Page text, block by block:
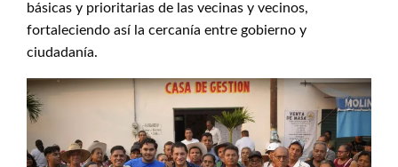
básicas y prioritarias de las vecinas y vecinos,
fortaleciendo así la cercanía entre gobierno y
ciudadanía.